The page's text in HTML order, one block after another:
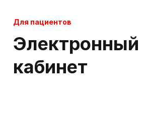
Для пациентов
Электронный
кабинет